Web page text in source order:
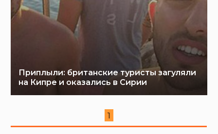
Приплыли: британские туристы загуляли
на Кипре и оказались в Сирии
1